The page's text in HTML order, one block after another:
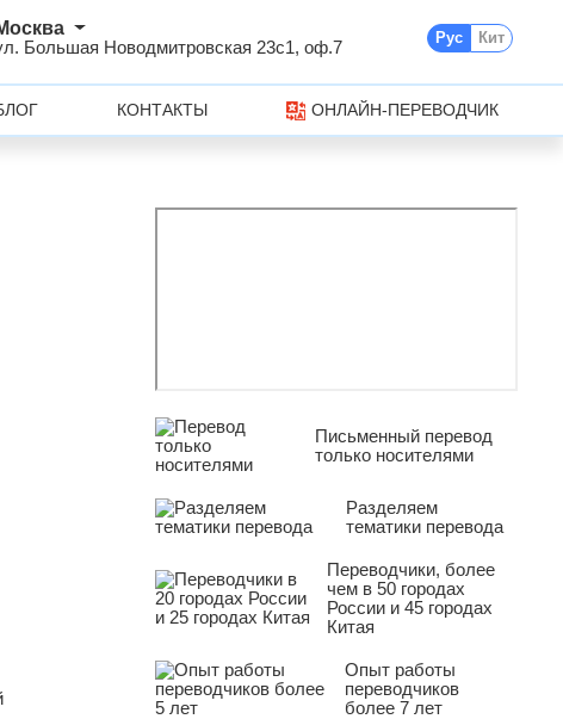
Большая Новодмитровская 23с1, оф.7
Рус Кит
КОНТАКТЫ ОНЛАЙН-ПЕРЕВОДЧИК
Письменный перевод
только носителями
Разделяем
тематики перевода
Переводчики, более
чем в 50 городах
России и 45 городах
Китая
Опыт работы
переводчиков
более 7 лет